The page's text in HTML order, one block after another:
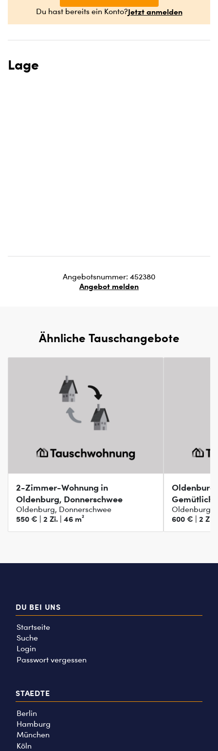
Du hast bereits ein Konto?Jetzt anmelden
Lage
Angebotsnummer: 452380
Angebot melden
Ähnliche Tauschangebote
2-Zimmer-Wohnung in
Oldenburg, Donnerschwee
Oldenburg, Donnerschwee
550 € | 2 Zi. | 46 m²
Oldenburg,
600 € | 2 Zi.
DU BEI UNS
Startseite
Suche
Login
Passwort vergessen
STAEDTE
Berlin
Hamburg
München
Köln